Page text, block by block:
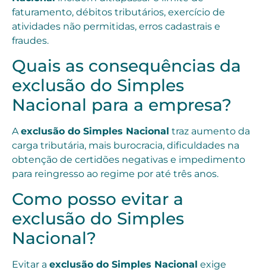
faturamento, débitos tributários, exercício de
atividades não permitidas, erros cadastrais e
fraudes.
Quais as consequências da
exclusão do Simples
Nacional para a empresa?
Aexclusão do Simples Nacional traz aumento da
carga tributária, mais burocracia, dificuldades na
obtenção de certidões negativas e impedimento
para reingresso ao regime por até três anos.
Como posso evitar a
exclusão do Simples
Nacional?
Evitar a exclusão do Simples Nacional exige